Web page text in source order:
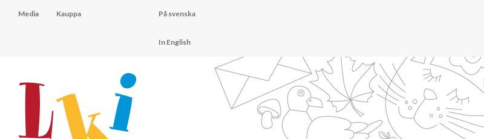
Media Kauppa På svenska
In English